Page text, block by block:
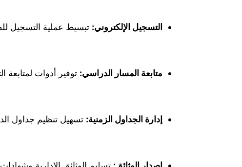
التسجيل الإلكتروني: تبسيط عملية التسجيل
متابعة المسار الدراسي: توفير أدوات لمتابعة
إدارة الجداول الزمنية: تسهيل تنظيم جداول